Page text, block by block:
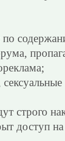
по
строго
доступ